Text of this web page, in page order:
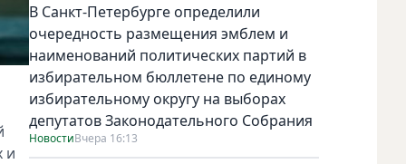
и
В Санкт-Петербурге определили
очередность размещения эмблем и
наименований политических партий в
избирательном бюллетене по единому
избирательному округу на выборах
депутатов Законодательного Собрания
НовостиВчера 16:13